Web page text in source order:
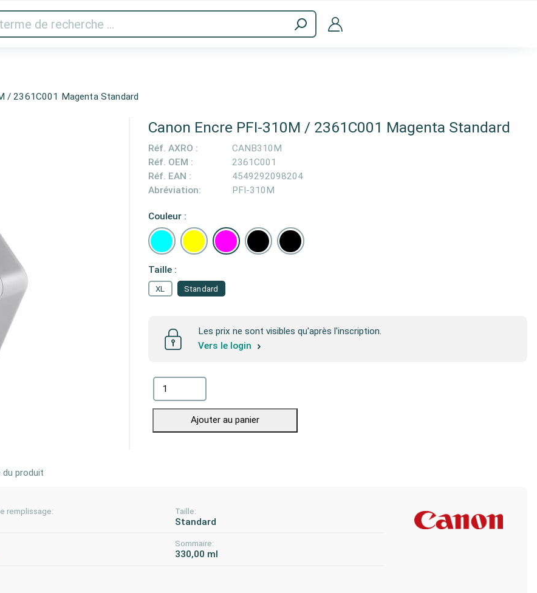
Imprimantes & scanner Appareils ménagers Accessoires informatiques
/ 2361C001 Magenta Standard
Canon Encre PFI-310M / 2361C001 Magenta Standard
Réf. AXRO :
CANB310M
Réf. OEM :
2361C001
Réf. EAN :
4549292098204
Abréviation:
PFI-310M
Couleur :
Taille :
XL Standard
Les prix ne sont visibles qu'après l'inscription.
Vers le login
Ajouter au panier
produit
remplissage: Taille:
Standard
Sommaire:
330,00 ml